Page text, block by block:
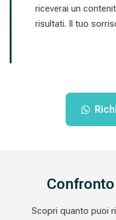
riceverai un
risultati. Il tuo
Scopri quanto puoi